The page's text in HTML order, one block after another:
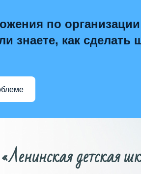
по
знаете, как сделать
детская